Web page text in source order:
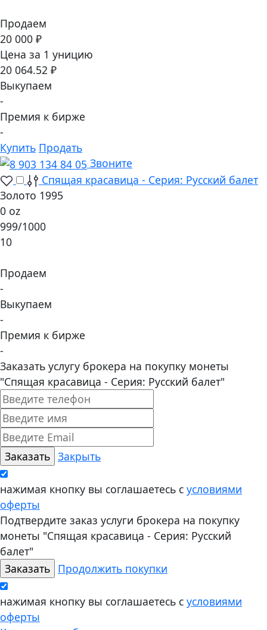
Продаем
20 000 ₽
Цена за 1 уницию
20 064.52 ₽
Выкупаем
-
Премия к бирже
-
Купить Продать
Звоните
Спящая красавица - Серия: Русский балет
Золото 1995
0 oz
999/1000
10
Продаем
-
Выкупаем
-
Премия к бирже
-
Заказать услугу брокера на покупку монеты
"Спящая красавица - Серия: Русский балет"
Закрыть
нажимая кнопку вы соглашаетесь с условиями
оферты
Подтвердите заказ услуги брокера на покупку
монеты "Спящая красавица - Серия: Русский
балет"
Продолжить покупки
нажимая кнопку вы соглашаетесь с условиями
оферты